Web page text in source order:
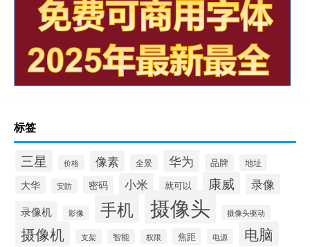
标签
三星 价格 像素 全景 华为 品牌 地址
大华 安防 密码 小米 就可以 康威 录像
录像机 影像 手机 摄像头 摄像头驱动
摄像机 支架 智能 权限 焦距 电源 电脑